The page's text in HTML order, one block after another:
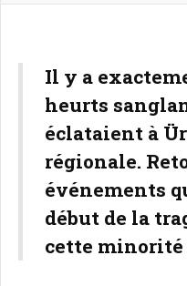
Il y a
heurts
éclataient à
régionale.
événements
début de la
cette